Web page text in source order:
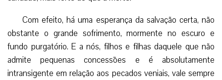
Com efeito, há uma esperança da salvação certa, não
obstante o grande sofrimento, mormente no escuro e
fundo purgatório. E a nós, filhos e filhas daquele que não
admite pequenas concessões e é absolutamente
intransigente em relação aos pecados veniais, vale sempre